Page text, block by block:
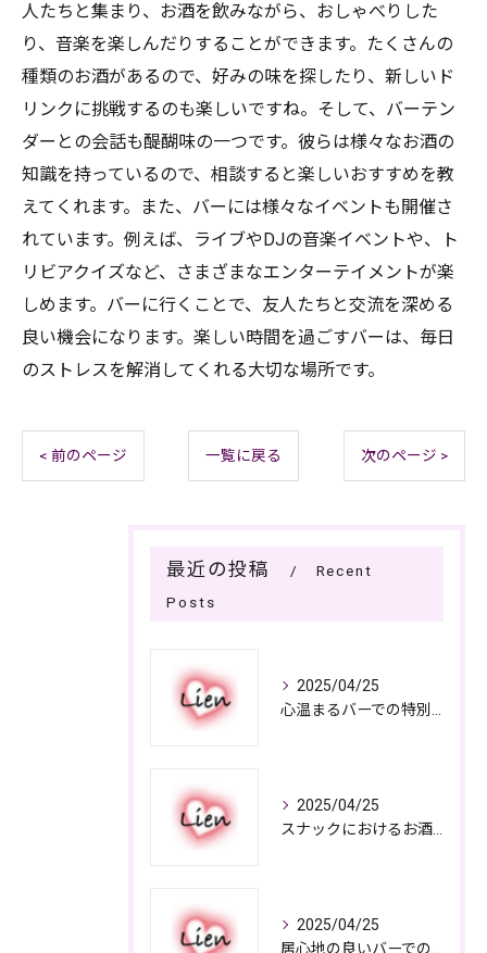
人たちと集まり、お酒を飲みながら、おしゃべりした
り、音楽を楽しんだりすることができます。たくさんの
種類のお酒があるので、好みの味を探したり、新しいド
リンクに挑戦するのも楽しいですね。そして、バーテン
ダーとの会話も醍醐味の一つです。彼らは様々なお酒の
知識を持っているので、相談すると楽しいおすすめを教
えてくれます。また、バーには様々なイベントも開催さ
れています。例えば、ライブやDJの音楽イベントや、ト
リビアクイズなど、さまざまなエンターテイメントが楽
しめます。バーに行くことで、友人たちと交流を深める
良い機会になります。楽しい時間を過ごすバーは、毎日
のストレスを解消してくれる大切な場所です。
< 前のページ 一覧に戻る 次のページ >
最近の投稿
Recent
Posts
2025/04/25
2025/04/25
2025/04/25